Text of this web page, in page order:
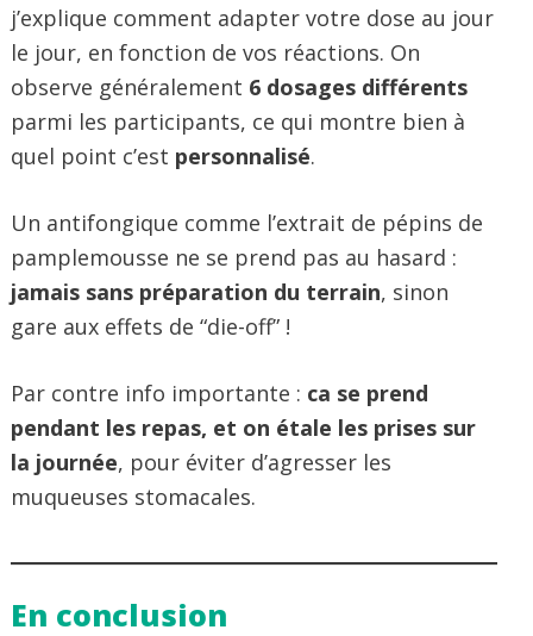
j’explique comment adapter votre dose au jour
le jour, en fonction de vos réactions. On
observe généralement 6 dosages différents
parmi les participants, ce qui montre bien à
quel point c’est personnalisé.
Un antifongique comme l’extrait de pépins de
pamplemousse ne se prend pas au hasard :
jamais sans préparation du terrain, sinon
gare aux effets de “die-off” !
Par contre info importante : ca se prend
pendant les repas, et on étale les prises sur
la journée, pour éviter d’agresser les
muqueuses stomacales.
En conclusion